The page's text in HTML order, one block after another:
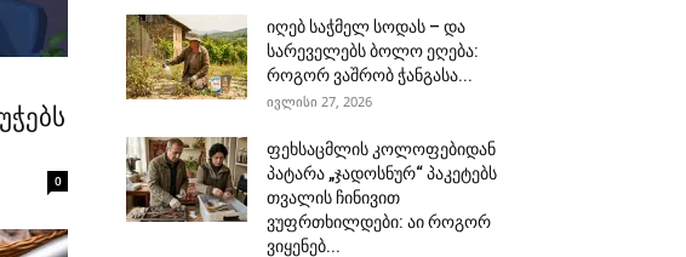
0
იღებ საჭმელ სოდას – და
სარეველებს ბოლო ეღება:
როგორ ვაშრობ ჭანგასა...
ივლისი 27, 2026
ფეხსაცმლის კოლოფებიდან
პატარა „ჯადოსნურ“ პაკეტებს
თვალის ჩინივით
ვუფრთხილდები: აი როგორ
ვიყენებ...